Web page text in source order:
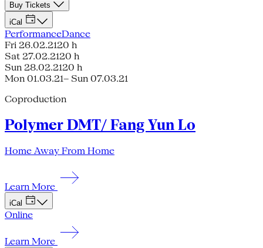
Buy Tickets
iCal
PerformanceDance
Fri 26.02.2120 h
Sat 27.02.2120 h
Sun 28.02.2120 h
Mon 01.03.21– Sun 07.03.21
Coproduction
Polymer DMT/ Fang Yun Lo
Home Away From Home
Learn More
iCal
Online
Learn More